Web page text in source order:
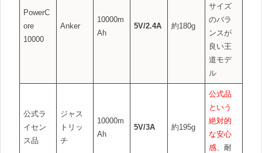
PowerC
ore
10000
Anker
10000m
Ah
5V/2.4A 約180g
サイズ
のバラ
ンスが
良い王
道モデ
ル
公式ラ
イセン
ス品
ジャス
トリッ
チ
10000m
Ah
5V/3A 約195g
公式品
という
絶対的
な安心
感、耐